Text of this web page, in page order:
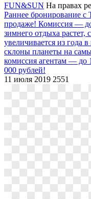
FUN&SUN На правах
Раннее бронирование
продаже! Комиссия —
зимнего отдыха
увеличивается из года
склоны планеты на
комиссия агентам — до
000 рублей!
11 июля 2019 2551